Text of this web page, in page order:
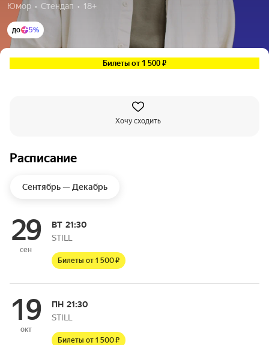
Юмор  •  Стендап  •  18+
до 5%
Билеты от 1 500 ₽
Хочу сходить
Расписание
Сентябрь — Декабрь
29
сен
ВТ21:30
STILL
Билеты от 1 500 ₽
19
окт
ПН21:30
STILL
Билеты от 1 500 ₽